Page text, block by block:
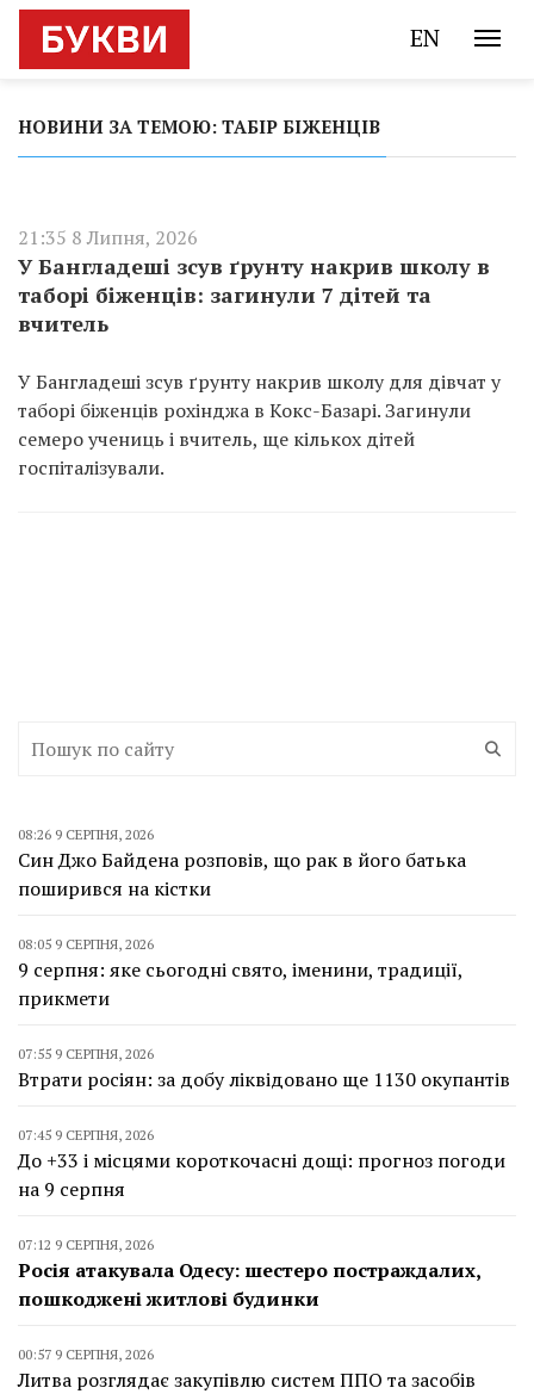
EN
НОВИНИ ЗА ТЕМОЮ: ТАБІР БІЖЕНЦІВ
21:35 8 Липня, 2026
У Бангладеші зсув ґрунту накрив школу в
таборі біженців: загинули 7 дітей та
вчитель
У Бангладеші зсув ґрунту накрив школу для дівчат у
таборі біженців рохінджа в Кокс-Базарі. Загинули
семеро учениць і вчитель, ще кількох дітей
госпіталізували.
08:26 9 СЕРПНЯ, 2026
Син Джо Байдена розповів, що рак в його батька
поширився на кістки
08:05 9 СЕРПНЯ, 2026
9 серпня: яке сьогодні свято, іменини, традиції,
прикмети
07:55 9 СЕРПНЯ, 2026
Втрати росіян: за добу ліквідовано ще 1130 окупантів
07:45 9 СЕРПНЯ, 2026
До +33 і місцями короткочасні дощі: прогноз погоди
на 9 серпня
07:12 9 СЕРПНЯ, 2026
Росія атакувала Одесу: шестеро постраждалих,
пошкоджені житлові будинки
00:57 9 СЕРПНЯ, 2026
Литва розглядає закупівлю систем ППО та засобів